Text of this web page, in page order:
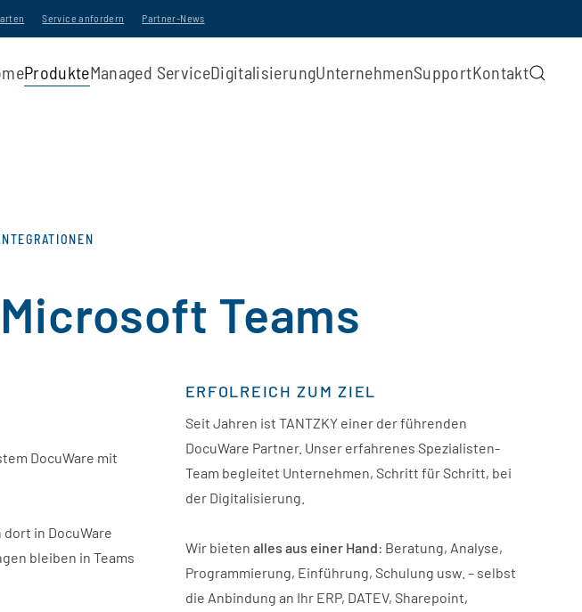
Service anfordern Partner-News
ProdukteManaged ServiceDigitalisierungUnternehmenSupportKontakt
Teams
DocuWare mit
dort in DocuWare
bleiben in Teams
ERFOLREICH ZUM ZIEL
Seit Jahren ist TANTZKY einer der führenden
DocuWare Partner. Unser erfahrenes Spezialisten-
Team begleitet Unternehmen, Schritt für Schritt, bei
der Digitalisierung.
Wir bieten alles aus einer Hand: Beratung, Analyse,
Programmierung, Einführung, Schulung usw. – selbst
die Anbindung an Ihr ERP, DATEV, Sharepoint,